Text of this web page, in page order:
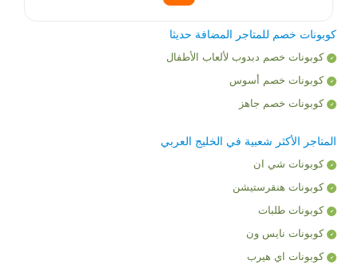
كوبونات خصم للمتاجر المضافة حديثا
كوبونات خصم دبدوب لألعاب الأطفال
كوبونات خصم أسوس
كوبونات خصم جاهز
المتاجر الأكثر شعبية في الخليج العربي
كوبونات شي ان
كوبونات هنقرستيشن
كوبونات طلبات
كوبونات نايس ون
كوبونات اي هيرب